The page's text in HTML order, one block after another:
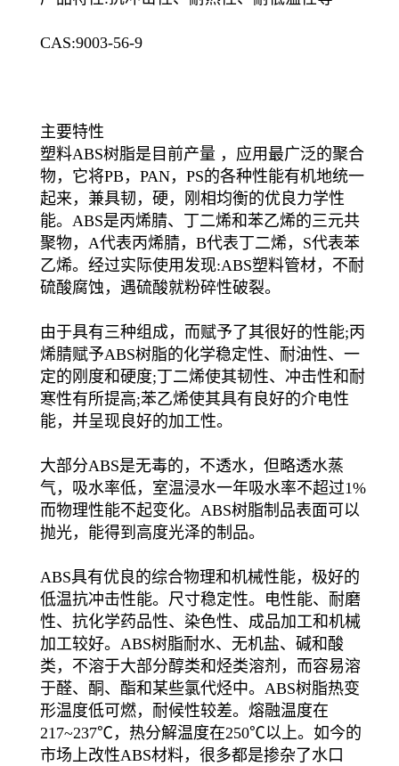
CAS:9003-56-9
主要特性
塑料ABS树脂是目前产量 ，应用最广泛的聚合
物，它将PB，PAN，PS的各种性能有机地统一
起来，兼具韧，硬，刚相均衡的优良力学性
能。ABS是丙烯腈、丁二烯和苯乙烯的三元共
聚物，A代表丙烯腈，B代表丁二烯，S代表苯
乙烯。经过实际使用发现:ABS塑料管材，不耐
硫酸腐蚀，遇硫酸就粉碎性破裂。
由于具有三种组成，而赋予了其很好的性能;丙
烯腈赋予ABS树脂的化学稳定性、耐油性、一
定的刚度和硬度;丁二烯使其韧性、冲击性和耐
寒性有所提高;苯乙烯使其具有良好的介电性
能，并呈现良好的加工性。
大部分ABS是无毒的，不透水，但略透水蒸
气，吸水率低，室温浸水一年吸水率不超过1%
而物理性能不起变化。ABS树脂制品表面可以
抛光，能得到高度光泽的制品。
ABS具有优良的综合物理和机械性能，极好的
低温抗冲击性能。尺寸稳定性。电性能、耐磨
性、抗化学药品性、染色性、成品加工和机械
加工较好。ABS树脂耐水、无机盐、碱和酸
类，不溶于大部分醇类和烃类溶剂，而容易溶
于醛、酮、酯和某些氯代烃中。ABS树脂热变
形温度低可燃，耐候性较差。熔融温度在
217~237℃，热分解温度在250℃以上。如今的
市场上改性ABS材料，很多都是掺杂了水口